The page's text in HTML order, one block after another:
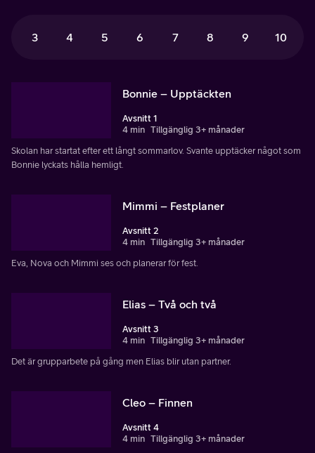
3 4 5 6 7 8 9 10
Bonnie – Upptäckten
Avsnitt 1
4 min Tillgänglig 3+ månader
Skolan har startat efter ett långt sommarlov. Svante upptäcker något som
Bonnie lyckats hålla hemligt.
Mimmi – Festplaner
Avsnitt 2
4 min Tillgänglig 3+ månader
Eva, Nova och Mimmi ses och planerar för fest.
Elias – Två och två
Avsnitt 3
4 min Tillgänglig 3+ månader
Det är grupparbete på gång men Elias blir utan partner.
Cleo – Finnen
Avsnitt 4
4 min Tillgänglig 3+ månader